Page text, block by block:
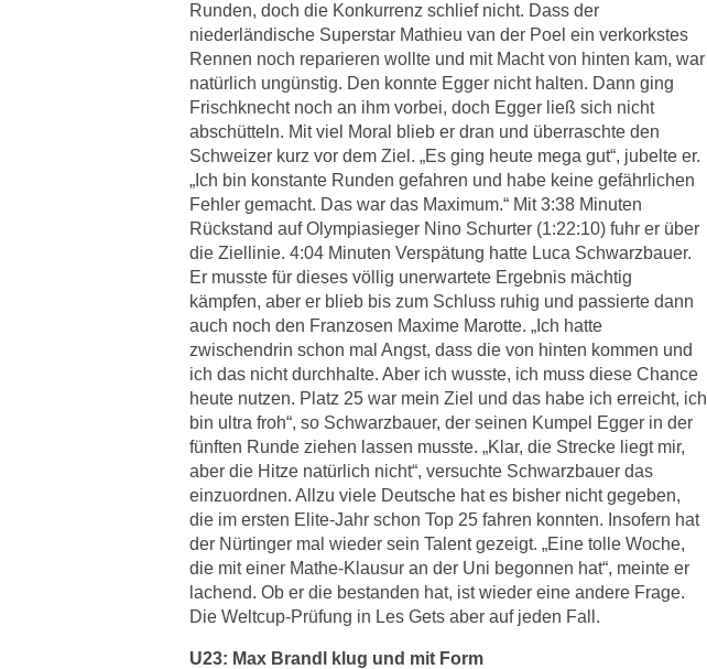
Runden, doch die Konkurrenz schlief nicht. Dass der
niederländische Superstar Mathieu van der Poel ein verkorkstes
Rennen noch reparieren wollte und mit Macht von hinten kam, war
natürlich ungünstig. Den konnte Egger nicht halten. Dann ging
Frischknecht noch an ihm vorbei, doch Egger ließ sich nicht
abschütteln. Mit viel Moral blieb er dran und überraschte den
Schweizer kurz vor dem Ziel. „Es ging heute mega gut“, jubelte er.
„Ich bin konstante Runden gefahren und habe keine gefährlichen
Fehler gemacht. Das war das Maximum.“ Mit 3:38 Minuten
Rückstand auf Olympiasieger Nino Schurter (1:22:10) fuhr er über
die Ziellinie. 4:04 Minuten Verspätung hatte Luca Schwarzbauer.
Er musste für dieses völlig unerwartete Ergebnis mächtig
kämpfen, aber er blieb bis zum Schluss ruhig und passierte dann
auch noch den Franzosen Maxime Marotte. „Ich hatte
zwischendrin schon mal Angst, dass die von hinten kommen und
ich das nicht durchhalte. Aber ich wusste, ich muss diese Chance
heute nutzen. Platz 25 war mein Ziel und das habe ich erreicht, ich
bin ultra froh“, so Schwarzbauer, der seinen Kumpel Egger in der
fünften Runde ziehen lassen musste. „Klar, die Strecke liegt mir,
aber die Hitze natürlich nicht“, versuchte Schwarzbauer das
einzuordnen. Allzu viele Deutsche hat es bisher nicht gegeben,
die im ersten Elite-Jahr schon Top 25 fahren konnten. Insofern hat
der Nürtinger mal wieder sein Talent gezeigt. „Eine tolle Woche,
die mit einer Mathe-Klausur an der Uni begonnen hat“, meinte er
lachend. Ob er die bestanden hat, ist wieder eine andere Frage.
Die Weltcup-Prüfung in Les Gets aber auf jeden Fall.
U23: Max Brandl klug und mit Form